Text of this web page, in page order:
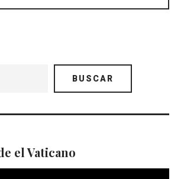
BUSCAR
el Vaticano